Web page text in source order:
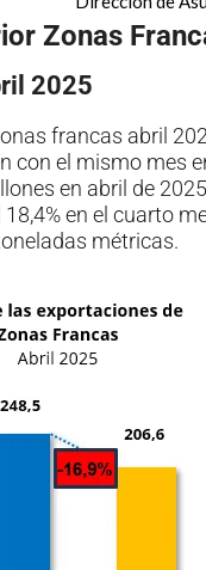
Zonas
2025
francas abril
con el mismo mes
en abril de
en el cuarto
métricas.